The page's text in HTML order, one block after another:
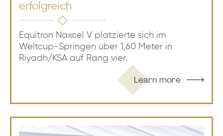
erfolgreich
Equitron Naxcel V platzierte sich im
Weltcup-Springen über 1,60 Meter in
Riyadh/KSA auf Rang vier.
Learn more